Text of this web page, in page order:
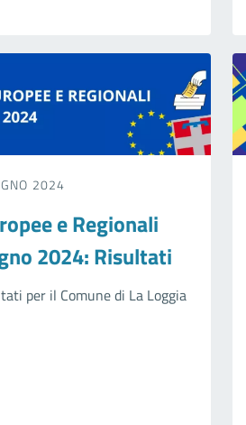
2024
e Regionali
2024: Risultati
per il Comune di La Loggia